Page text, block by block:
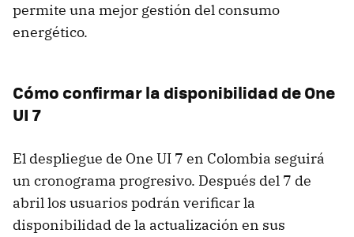
permite una mejor gestión del consumo
energético.
Cómo confirmar la disponibilidad de One
UI 7
El despliegue de One UI 7 en Colombia seguirá
un cronograma progresivo. Después del 7 de
abril los usuarios podrán verificar la
disponibilidad de la actualización en sus